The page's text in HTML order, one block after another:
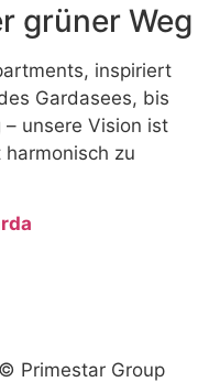
grüner Weg
inspiriert
Gardasees, bis
unsere Vision ist
zu
Primestar Group